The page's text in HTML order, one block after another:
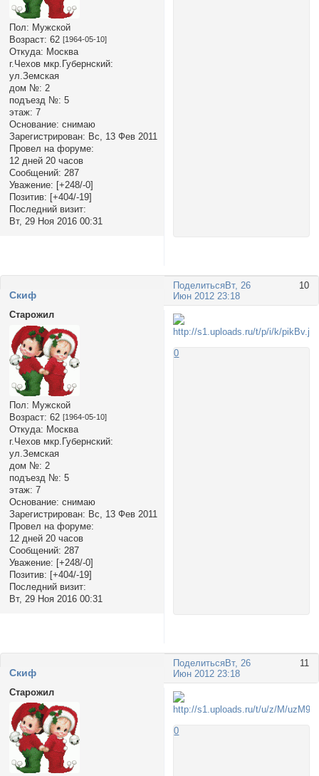
Пол: Мужской
Возраст: 62 [1964-05-10]
Откуда: Москва
г.Чехов мкр.Губернский:
ул.Земская
дом №: 2
подъезд №: 5
этаж: 7
Основание: снимаю
Зарегистрирован: Вс, 13 Фев 2011
Провел на форуме:
12 дней 20 часов
Сообщений: 287
Уважение: [+248/-0]
Позитив: [+404/-19]
Последний визит:
Вт, 29 Ноя 2016 00:31
Поделиться 10
Вт, 26
Июн 2012 23:18
Cкиф
Старожил
Пол: Мужской
Возраст: 62 [1964-05-10]
Откуда: Москва
г.Чехов мкр.Губернский:
ул.Земская
дом №: 2
подъезд №: 5
этаж: 7
Основание: снимаю
Зарегистрирован: Вс, 13 Фев 2011
Провел на форуме:
12 дней 20 часов
Сообщений: 287
Уважение: [+248/-0]
Позитив: [+404/-19]
Последний визит:
Вт, 29 Ноя 2016 00:31
0
Поделиться 11
Вт, 26
Июн 2012 23:18
Cкиф
Старожил
0